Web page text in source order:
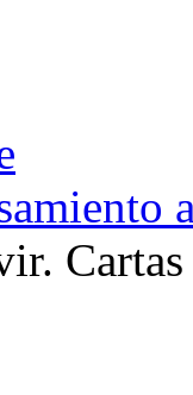
Cartas